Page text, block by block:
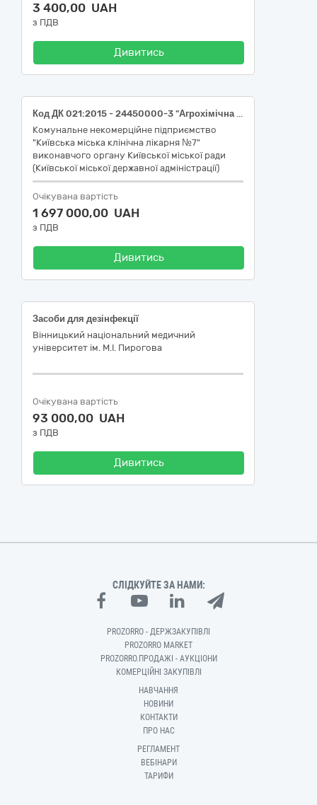
3 400,00 UAH
з ПДВ
Дивитись
Код ДК 021:2015 - 24450000-3 "Агрохімічна продукція"
Комунальне некомерційне підприємство
"Київська міська клінічна лікарня №7"
виконавчого органу Київської міської ради
(Київської міської державної адміністрації)
Очікувана вартість
1 697 000,00 UAH
з ПДВ
Дивитись
Засоби для дезінфекції
Вінницький національний медичний
університет ім. М.І. Пирогова
Очікувана вартість
93 000,00 UAH
з ПДВ
Дивитись
СЛІДКУЙТЕ ЗА НАМИ:
PROZORRO - ДЕРЖЗАКУПІВЛІ
PROZORRO MARKET
PROZORRO.ПРОДАЖІ - АУКЦІОНИ
КОМЕРЦІЙНІ ЗАКУПІВЛІ
НАВЧАННЯ
НОВИНИ
КОНТАКТИ
ПРО НАС
РЕГЛАМЕНТ
ВЕБІНАРИ
ТАРИФИ